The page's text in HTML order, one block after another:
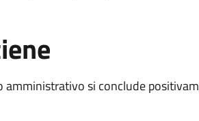
amministrativo si conclude